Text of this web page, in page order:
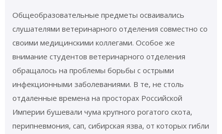
Общеобразовательные предметы осваивались
слушателями ветеринарного отделения совместно со
своими медицинскими коллегами. Особое же
внимание студентов ветеринарного отделения
обращалось на проблемы борьбы с острыми
инфекционными заболеваниями. В те, не столь
отдаленные времена на просторах Российской
Империи бушевали чума крупного рогатого скота,
перипневмония, сап, сибирская язва, от которых гибли